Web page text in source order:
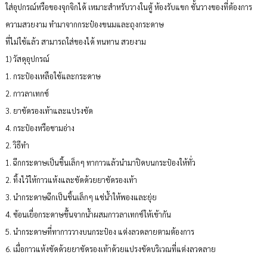
ใส่อุปกรณ์หรือของจุกจิกได้ เหมาะสำหรับวางในตู้ ห้องรับแขก ชั้นวางของที่ต้องการ
ความสวยงาม ทำมาจากกระป๋องขนมและถุงกระดาษ
ที่ไม่ใช้แล้ว สามารถใส่ของได้ ทนทาน สวยงาม
1) วัสดุอุปกรณ์
1. กระป๋องเหลือใช้และกระดาษ
2. กาวลาเทกซ์
3. ยาขัดรองเท้าและแปรงขัด
4. กระป๋องหรือชามอ่าง
2. วิธีทำ
1. ฉีกกระดาษเป็นชิ้นเล็กๆ ทากาวแล้วนำมาปิดบนกระป๋องให้ทั่ว
2. ทิ้งไว้ให้กาวแห้งและขัดด้วยยาขัดรองเท้า
3. นำกระดาษฉีกเป็นชิ้นเล็กๆ แช่น้ำให้พองและยุ่ย
4. ซ้อนเยื่อกระดาษขึ้นจากน้ำผสมกาวลาเทกซ์ให้เข้ากัน
5. นำกระดาษที่ทากาววางบนกระป๋อง แต่งลวดลายตามต้องการ
6. เมื่อกาวแห้งขัดด้วยยาขัดรองเท้าด้วยแปรงขัดบริเวณที่แต่งลวดลาย